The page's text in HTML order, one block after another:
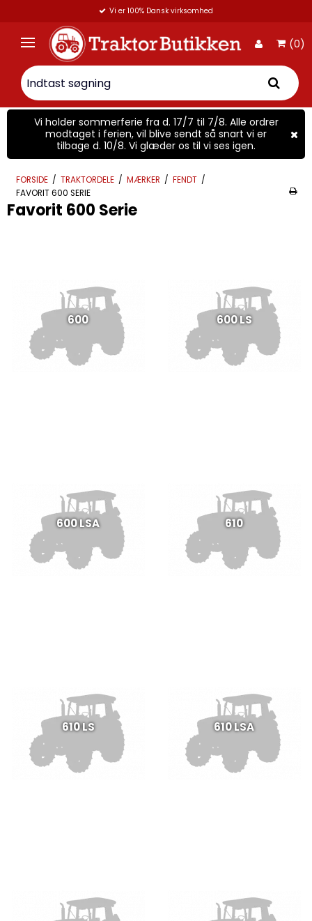
Vi er 100% Dansk virksomhed
(0)
Vi holder sommerferie fra d. 17/7 til 7/8. Alle ordrer
modtaget i ferien, vil blive sendt så snart vi er
tilbage d. 10/8. Vi glæder os til vi ses igen.
FORSIDE / TRAKTORDELE / MÆRKER / FENDT /
FAVORIT 600 SERIE
Favorit 600 Serie
600 600 LS
600 LSA 610
610 LS 610 LSA